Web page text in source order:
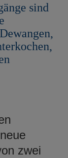
sind
zwei